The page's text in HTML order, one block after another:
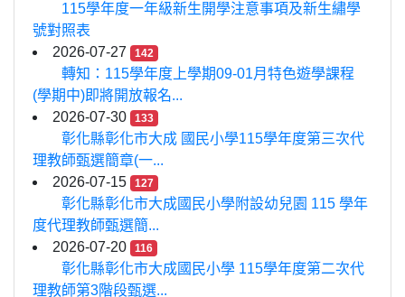
115學年度一年級新生開學注意事項及新生繡學
號對照表
2026-07-27
142
轉知：115學年度上學期09-01月特色遊學課程
(學期中)即將開放報名...
2026-07-30
133
彰化縣彰化市大成 國民小學115學年度第三次代
理教師甄選簡章(一...
2026-07-15
127
彰化縣彰化市大成國民小學附設幼兒園 115 學年
度代理教師甄選簡...
2026-07-20
116
彰化縣彰化市大成國民小學 115學年度第二次代
理教師第3階段甄選...